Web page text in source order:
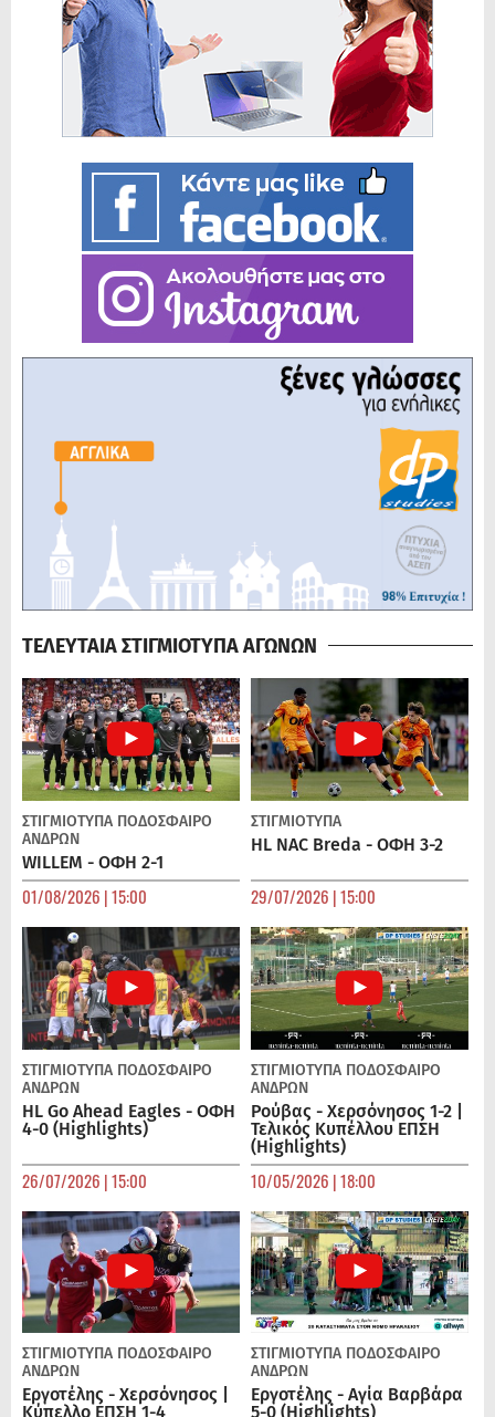
ΤΕΛΕΥΤΑΙΑ ΣΤΙΓΜΙΟΤΥΠΑ ΑΓΩΝΩΝ
ΣΤΙΓΜΙΟΤΥΠΑ ΠΟΔΌΣΦΑΙΡΟ
ΑΝΔΡΏΝ
WILLEM - ΟΦΗ 2-1
01/08/2026 | 15:00
ΣΤΙΓΜΙΟΤΥΠΑ
HL NAC Breda - ΟΦΗ 3-2
29/07/2026 | 15:00
ΣΤΙΓΜΙΟΤΥΠΑ ΠΟΔΌΣΦΑΙΡΟ
ΑΝΔΡΏΝ
HL Go Ahead Eagles - ΟΦΗ
4-0 (Highlights)
26/07/2026 | 15:00
ΣΤΙΓΜΙΟΤΥΠΑ ΠΟΔΌΣΦΑΙΡΟ
ΑΝΔΡΏΝ
Ρούβας - Χερσόνησος 1-2 |
Τελικός Κυπέλλου ΕΠΣΗ
(Highlights)
10/05/2026 | 18:00
ΣΤΙΓΜΙΟΤΥΠΑ ΠΟΔΌΣΦΑΙΡΟ
ΑΝΔΡΏΝ
Εργοτέλης - Χερσόνησος |
Κύπελλο ΕΠΣΗ 1-4
ΣΤΙΓΜΙΟΤΥΠΑ ΠΟΔΌΣΦΑΙΡΟ
ΑΝΔΡΏΝ
Εργοτέλης - Αγία Βαρβάρα
5-0 (Highlights)